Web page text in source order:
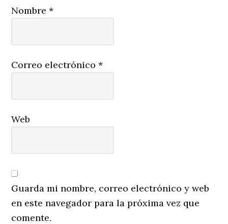
Nombre*
Correo electrónico*
Web
Guarda mi nombre, correo electrónico y web
en este navegador para la próxima vez que
comente.